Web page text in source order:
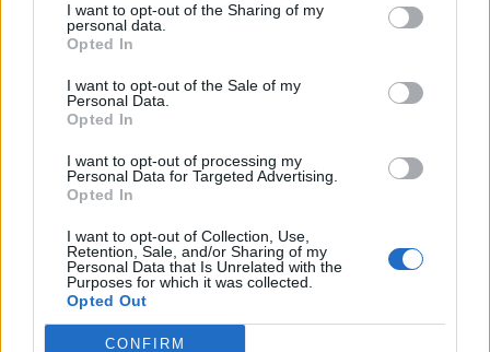
I want to opt-out of the Sharing of my
personal data.
Opted In
I want to opt-out of the Sale of my
Personal Data.
Opted In
I want to opt-out of processing my
Personal Data for Targeted Advertising.
Opted In
I want to opt-out of Collection, Use,
Retention, Sale, and/or Sharing of my
Personal Data that Is Unrelated with the
Purposes for which it was collected.
Opted Out
CONFIRM